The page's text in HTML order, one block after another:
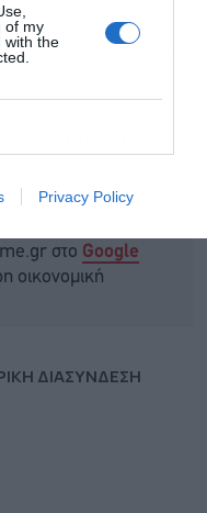
of my
with the
Privacy Policy
τον Μηχανισμό
πρόγραμμα του
στο Google
οικονομική
ΔΙΑΣΥΝΔΕΣΗ